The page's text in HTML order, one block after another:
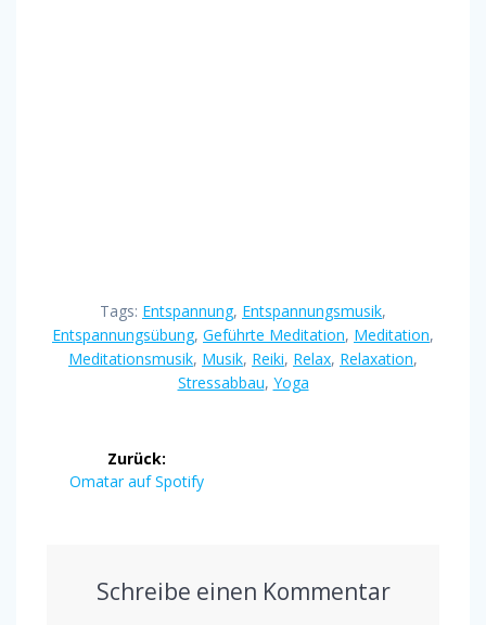
Tags: Entspannung, Entspannungsmusik,
Entspannungsübung, Geführte Meditation, Meditation,
Meditationsmusik, Musik, Reiki, Relax, Relaxation,
Stressabbau, Yoga
Zurück:
Omatar auf Spotify
Schreibe einen Kommentar